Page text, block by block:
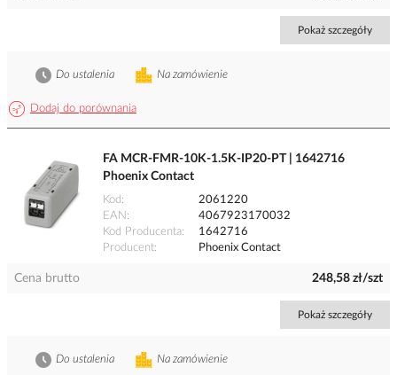
Pokaż szczegóły
Dodaj do porównania
Na zamówienie
Do ustalenia
FA MCR-FMR-10K-1.5K-IP20-PT | 1642716
Phoenix Contact
Kod
2061220
EAN
4067923170032
Kod Producenta
1642716
Producent
Phoenix Contact
Cena brutto 248,58 zł/szt
Pokaż szczegóły
Na zamówienie
Do ustalenia